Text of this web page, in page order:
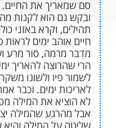
את החיים. יצא גם רבי
הוא לקנות מהרוכל סם
וקרא באזני כולם את פרק
ימים לראות טוב, נצור
סור מרע ועשה טוב,
להאריך ימים ולקבל
ולשונו משקר ומרמה,
ימים. וכבר אמרו בעלי
את המילה מפיו, הרי שהוא
שהמילה יצאה מפיו של
המילה והיא שולטת עליו.